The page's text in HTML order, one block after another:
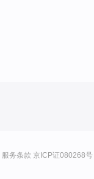
服务条款 京ICP证080268号